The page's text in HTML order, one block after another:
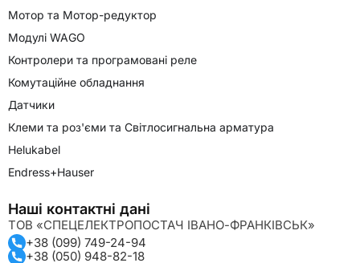
Мотор та Мотор-редуктор
Модулі WAGO
Контролери та програмовані реле
Комутаційне обладнання
Датчики
Клеми та роз'єми та Світлосигнальна арматура
Helukabel
Endress+Hauser
Наші контактні дані
ТОВ «СПЕЦЕЛЕКТРОПОСТАЧ ІВАНО-ФРАНКІВСЬК»
+38 (099) 749-24-94
+38 (050) 948-82-18